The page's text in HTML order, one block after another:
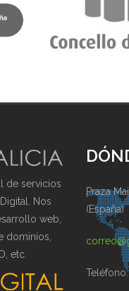
de servicios
Nos
web,
dominios,
etc.
Praza
(España)